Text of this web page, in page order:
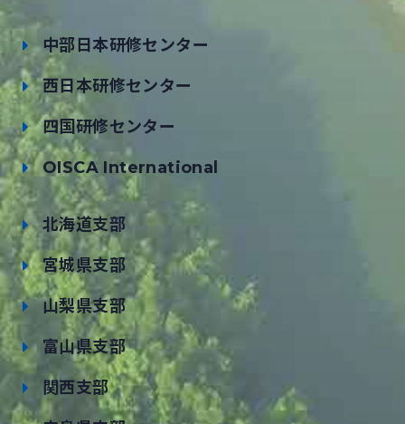
中部日本研修センター
西日本研修センター
四国研修センター
OISCA International
北海道支部
宮城県支部
山梨県支部
富山県支部
関西支部